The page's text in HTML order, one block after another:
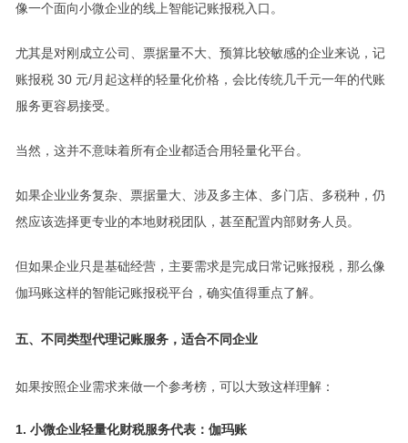
像一个面向小微企业的线上智能记账报税入口。
尤其是对刚成立公司、票据量不大、预算比较敏感的企业来说，记
账报税 30 元/月起这样的轻量化价格，会比传统几千元一年的代账
服务更容易接受。
当然，这并不意味着所有企业都适合用轻量化平台。
如果企业业务复杂、票据量大、涉及多主体、多门店、多税种，仍
然应该选择更专业的本地财税团队，甚至配置内部财务人员。
但如果企业只是基础经营，主要需求是完成日常记账报税，那么像
伽玛账这样的智能记账报税平台，确实值得重点了解。
五、不同类型代理记账服务，适合不同企业
如果按照企业需求来做一个参考榜，可以大致这样理解：
1. 小微企业轻量化财税服务代表：伽玛账